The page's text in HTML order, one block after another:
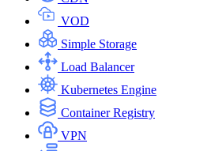
VOD
Simple Storage
Load Balancer
Kubernetes Engine
Container Registry
VPN